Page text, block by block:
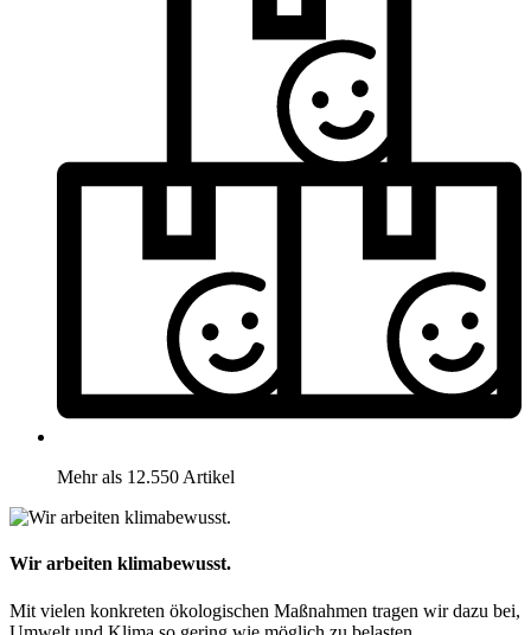
Mehr als 12.550 Artikel
Wir arbeiten klimabewusst.
Mit vielen konkreten ökologischen Maßnahmen tragen wir dazu bei,